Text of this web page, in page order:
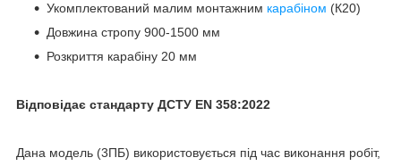
Укомплектований малим монтажним карабіном (К20)
Довжина стропу 900-1500 мм
Розкриття карабіну 20 мм
Відповідає стандарту ДСТУ EN 358:2022
Дана модель (3ПБ) використовується під час виконання робіт,